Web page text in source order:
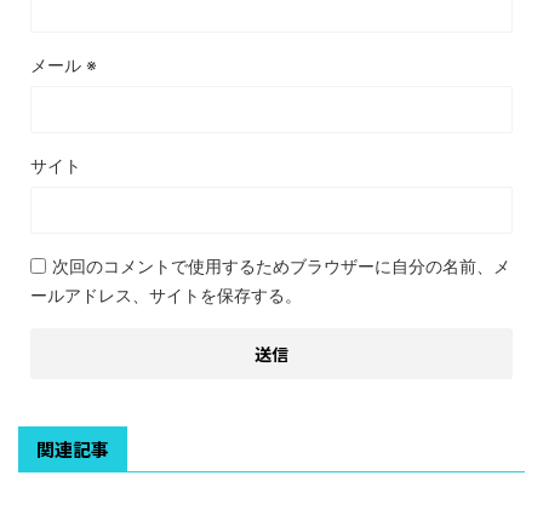
メール ※
サイト
次回のコメントで使用するためブラウザーに自分の名前、メ
ールアドレス、サイトを保存する。
関連記事